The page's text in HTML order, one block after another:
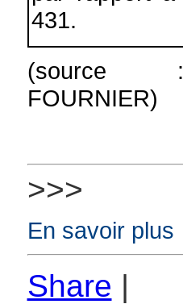
431.
(source :
FOURNIER)
>>>
En savoir plus
Share |